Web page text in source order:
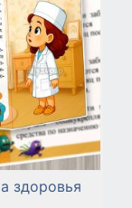
здоровья